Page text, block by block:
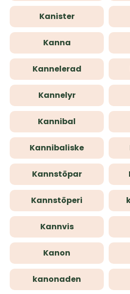
Kanister
Kanna
Kannelerad
Kannelyr
Kannibal
Kannibaliske
Kannstöpar
Kannstöperi
Kannvis
Kanon
kanonaden